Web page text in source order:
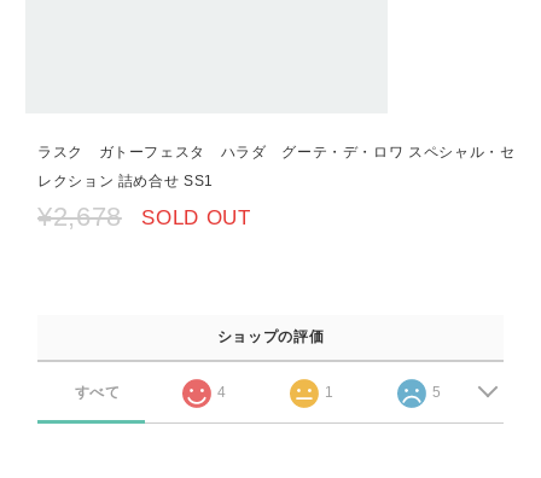
ラスク ガトーフェスタ ハラダ グーテ・デ・ロワ スペシャル・セ
レクション 詰め合せ SS1
¥2,678 SOLD OUT
ショップの評価
すべて 4 1 5